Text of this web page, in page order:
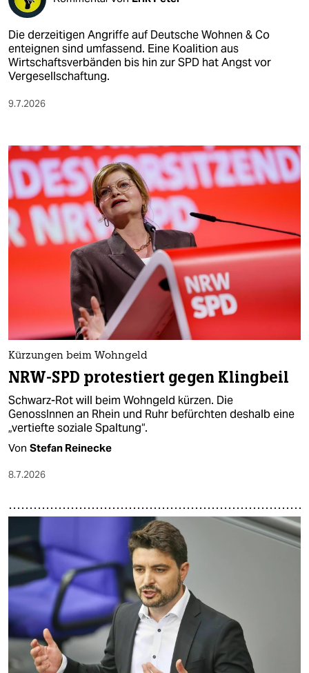
Die derzeitigen Angriffe auf Deutsche Wohnen & Co
enteignen sind umfassend. Eine Koalition aus
Wirtschaftsverbänden bis hin zur SPD hat Angst vor
Vergesellschaftung.
9.7.2026
Kürzungen beim Wohngeld
NRW-SPD protestiert gegen Klingbeil
Schwarz-Rot will beim Wohngeld kürzen. Die
GenossInnen an Rhein und Ruhr befürchten deshalb eine
„vertiefte soziale Spaltung“.
Von Stefan Reinecke
8.7.2026